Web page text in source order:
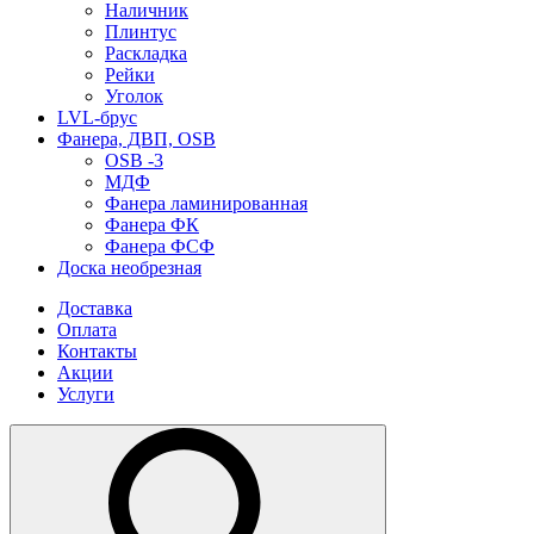
Наличник
Плинтус
Раскладка
Рейки
Уголок
LVL-брус
Фанера, ДВП, OSB
OSB -3
МДФ
Фанера ламинированная
Фанера ФК
Фанера ФСФ
Доска необрезная
Доставка
Оплата
Контакты
Акции
Услуги